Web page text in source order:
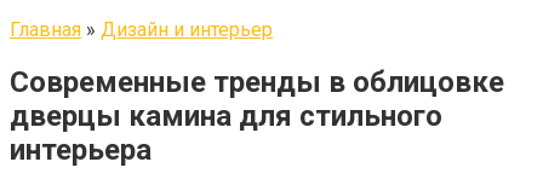
Главная » Дизайн и интерьер
Современные тренды в облицовке
дверцы камина для стильного
интерьера